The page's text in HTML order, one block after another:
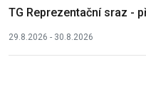
TG Reprezentační sraz -
29.8.2026 - 30.8.2026